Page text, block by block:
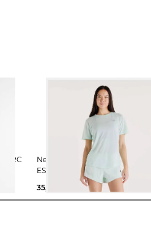
New Balance | Damen Laufshirt RC
ESSENTIAL
35,99 €
45,00 €